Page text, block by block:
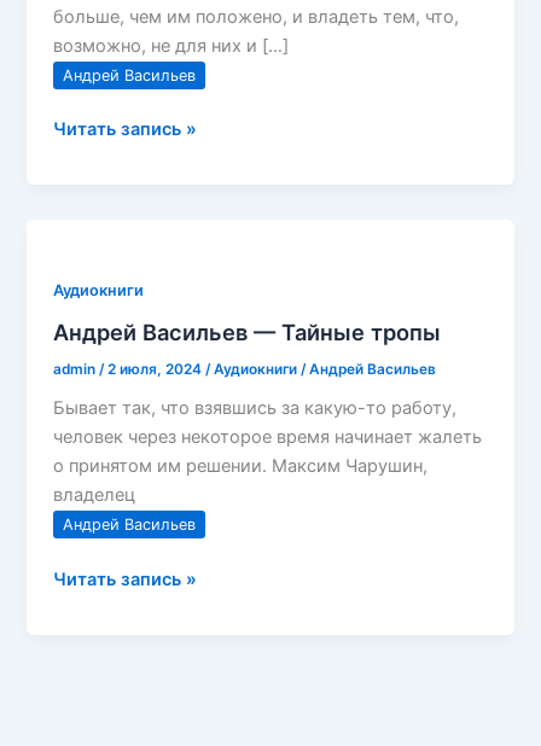
больше, чем им положено, и владеть тем, что,
возможно, не для них и […]
Андрей Васильев
Андрей
Читать запись »
Аудиокниги
Андрей Васильев — Тайные тропы
admin /2 июля, 2024 /Аудиокниги /Андрей Васильев
Бывает так, что взявшись за какую-то работу,
человек через некоторое время начинает жалеть
о принятом им решении. Максим Чарушин,
владелец
Андрей Васильев
Андрей
Читать запись »